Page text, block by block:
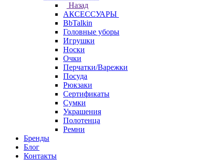
Назад
АКСЕССУАРЫ
BbTalkin
Головные уборы
Игрушки
Носки
Очки
Перчатки/Варежки
Посуда
Рюкзаки
Сертификаты
Сумки
Украшения
Полотенца
Ремни
Бренды
Блог
Контакты